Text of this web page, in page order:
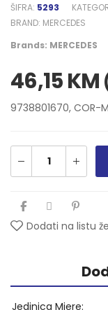
ŠIFRA: 5293
BRAND: MERCEDES
Brands: MERCEDES
46,15KM
9738801670, COR-
Dodati na listu
Jedinica Mjere